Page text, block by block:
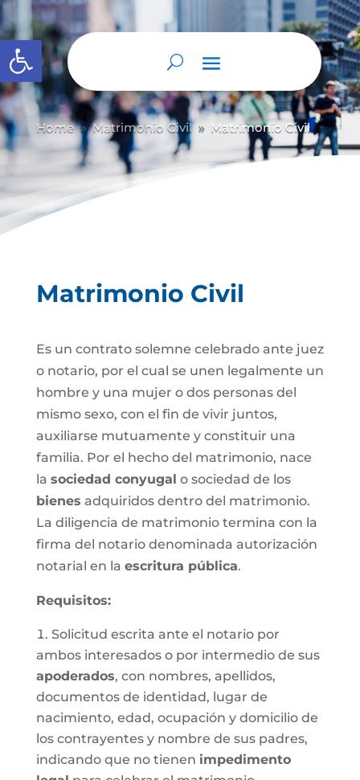
Abrir barra de herramientas
Home 9 Matrimonio Civil 9 Matrimonio Civil
Matrimonio Civil
Es un contrato solemne celebrado ante juez
o notario, por el cual se unen legalmente un
hombre y una mujer o dos personas del
mismo sexo, con el fin de vivir juntos,
auxiliarse mutuamente y constituir una
familia. Por el hecho del matrimonio, nace
la sociedad conyugal o sociedad de los
bienes adquiridos dentro del matrimonio.
La diligencia de matrimonio termina con la
firma del notario denominada autorización
notarial en la escritura pública.
Requisitos:
Solicitud escrita ante el notario por
ambos interesados o por intermedio de sus
apoderados, con nombres, apellidos,
documentos de identidad, lugar de
nacimiento, edad, ocupación y domicilio de
los contrayentes y nombre de sus padres,
indicando que no tienen impedimento